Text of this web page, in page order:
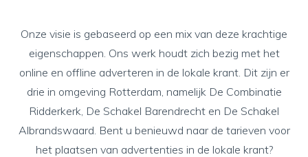
Onze visie is gebaseerd op een mix van deze krachtige
eigenschappen. Ons werk houdt zich bezig met het
online en offline adverteren in de lokale krant. Dit zijn er
drie in omgeving Rotterdam, namelijk De Combinatie
Ridderkerk, De Schakel Barendrecht en De Schakel
Albrandswaard. Bent u benieuwd naar de tarieven voor
het plaatsen van advertenties in de lokale krant?